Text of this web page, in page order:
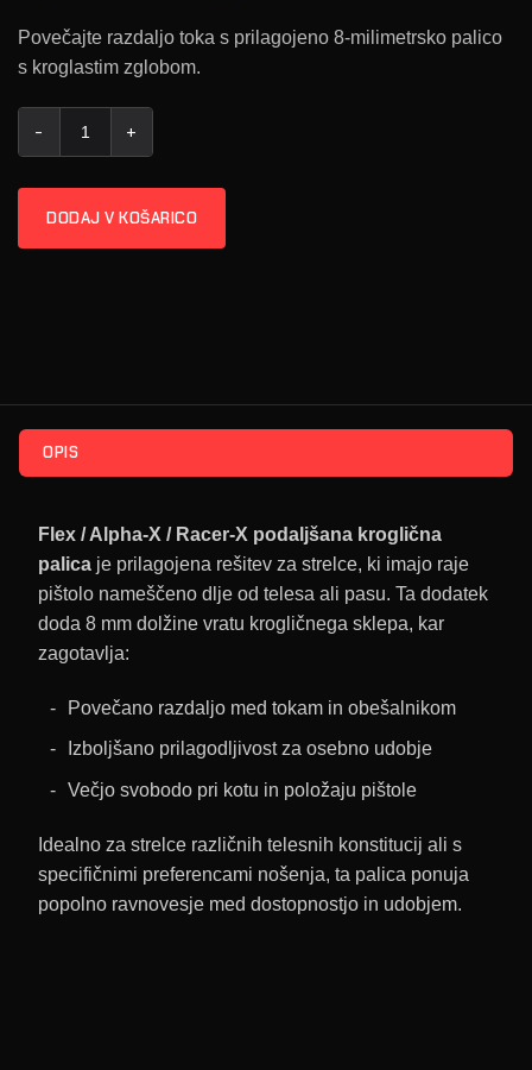
Povečajte razdaljo toka s prilagojeno 8-milimetrsko palico
s kroglastim zglobom.
DODAJ V KOŠARICO
OPIS
Flex / Alpha-X / Racer-X podaljšana kroglična
palica je prilagojena rešitev za strelce, ki imajo raje
pištolo nameščeno dlje od telesa ali pasu. Ta dodatek
doda 8 mm dolžine vratu krogličnega sklepa, kar
zagotavlja:
Povečano razdaljo med tokam in obešalnikom
Izboljšano prilagodljivost za osebno udobje
Večjo svobodo pri kotu in položaju pištole
Idealno za strelce različnih telesnih konstitucij ali s
specifičnimi preferencami nošenja, ta palica ponuja
popolno ravnovesje med dostopnostjo in udobjem.